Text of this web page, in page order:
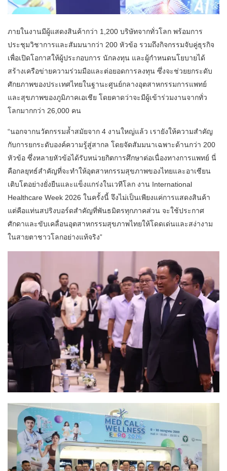
ภายในงานมีผู้แสดงสินค้ากว่า 1,200 บริษัทจากทั่วโลก พร้อมการ
ประชุมวิชาการและสัมมนากว่า 200 หัวข้อ รวมถึงกิจกรรมจับคู่ธุรกิจ
เพื่อเปิดโอกาสให้ผู้ประกอบการ นักลงทุน และผู้กำหนดนโยบายได้
สร้างเครือข่ายความร่วมมือและต่อยอดการลงทุน ซึ่งจะช่วยยกระดับ
ศักยภาพของประเทศไทยในฐานะศูนย์กลางอุตสาหกรรมการแพทย์
และสุขภาพของภูมิภาคเอเชีย โดยคาดว่าจะมีผู้เข้าร่วมงานจากทั่ว
โลกมากกว่า 26,000 คน
“นอกจากนวัตกรรมล้ำสมัยจาก 4 งานใหญ่แล้ว เรายังให้ความสำคัญ
กับการยกระดับองค์ความรู้สู่สากล โดยจัดสัมมนาเฉพาะด้านกว่า 200
หัวข้อ ซึ่งหลายหัวข้อได้รับหน่วยกิตการศึกษาต่อเนื่องทางการแพทย์ นี่
คือกลยุทธ์สำคัญที่จะทำให้อุตสาหกรรมสุขภาพของไทยและอาเซียน
เติบโตอย่างยั่งยืนและแข็งแกร่งในเวทีโลก งาน International
Healthcare Week 2026 ในครั้งนี้ จึงไม่เป็นเพียงแค่การแสดงสินค้า
แต่คือแท่นสปริงบอร์ดสำคัญที่พันธมิตรทุกภาคส่วน จะใช้ประกาศ
ศักดาและขับเคลื่อนอุตสาหกรรมสุขภาพไทยให้โดดเด่นและสง่างาม
ในสายตาชาวโลกอย่างแท้จริง”